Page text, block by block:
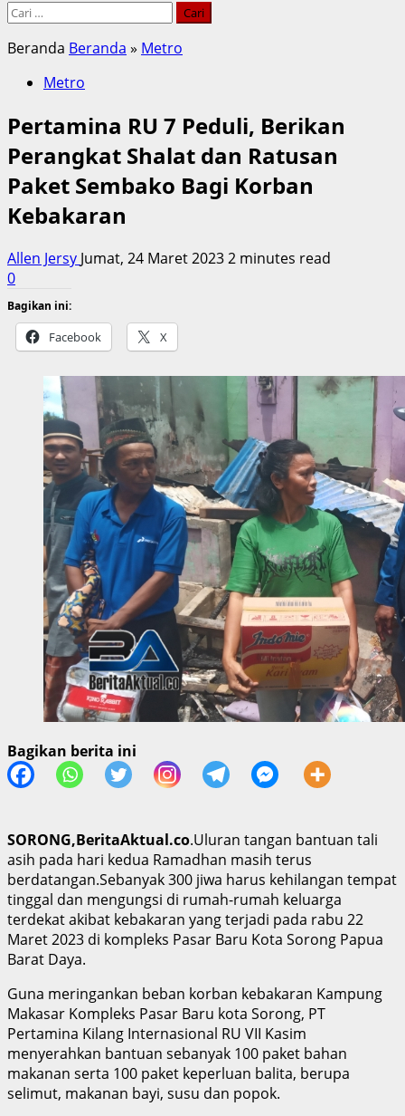
Cari
Beranda Beranda » Metro
Metro
Pertamina RU 7 Peduli, Berikan
Perangkat Shalat dan Ratusan
Paket Sembako Bagi Korban
Kebakaran
Allen Jersy Jumat, 24 Maret 20232 minutes read
0
Bagikan ini:
Facebook X
Bagikan berita ini
SORONG,BeritaAktual.co.Uluran tangan bantuan tali
asih pada hari kedua Ramadhan masih terus
berdatangan.Sebanyak 300 jiwa harus kehilangan tempat
tinggal dan mengungsi di rumah-rumah keluarga
terdekat akibat kebakaran yang terjadi pada rabu 22
Maret 2023 di kompleks Pasar Baru Kota Sorong Papua
Barat Daya.
Guna meringankan beban korban kebakaran Kampung
Makasar Kompleks Pasar Baru kota Sorong, PT
Pertamina Kilang Internasional RU VII Kasim
menyerahkan bantuan sebanyak 100 paket bahan
makanan serta 100 paket keperluan balita, berupa
selimut, makanan bayi, susu dan popok.